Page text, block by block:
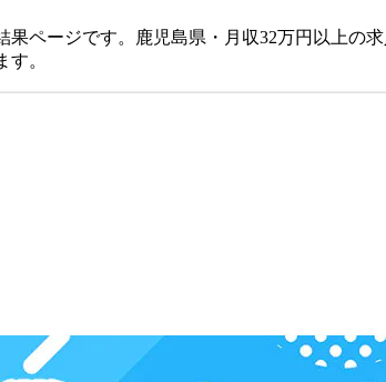
ページです。鹿児島県・月収32万円以上
。